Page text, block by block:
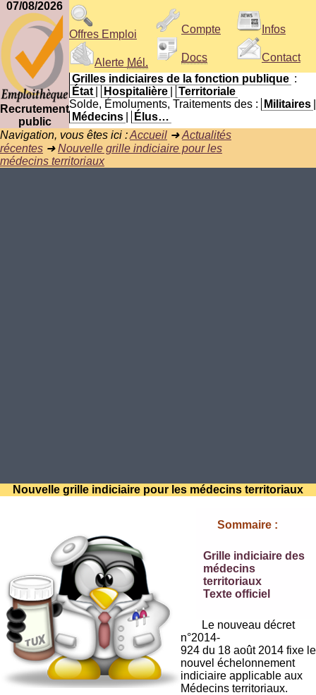
07/08/2026
Recrutement
public
Offres Emploi
Alerte Mél.
Compte
Docs
Infos
Contact
Grilles indiciaires de la fonction publique :
État
Hospitalière
Territoriale
Solde, Émoluments, Traitements des :
Militaires
Médecins
Élus…
Navigation, vous êtes ici :Accueil ➜Actualités
récentes ➜Nouvelle grille indiciaire pour les
médecins territoriaux
Nouvelle grille indiciaire pour les médecins territoriaux
Sommaire :
Grille indiciaire des
médecins
territoriaux
Texte officiel
Le nouveau décret
n°2014-
924 du 18 août 2014 fixe le
nouvel échelonnement
indiciaire applicable aux
Médecins territoriaux.